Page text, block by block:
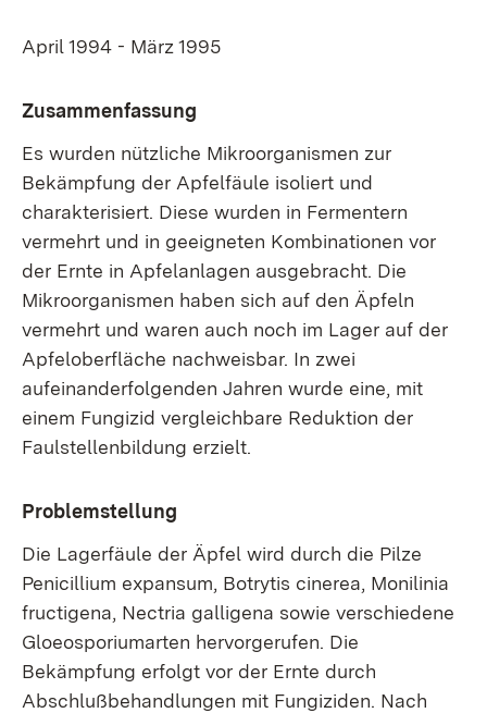
April 1994 - März 1995
Zusammenfassung
Es wurden nützliche Mikroorganismen zur
Bekämpfung der Apfelfäule isoliert und
charakterisiert. Diese wurden in Fermentern
vermehrt und in geeigneten Kombinationen vor
der Ernte in Apfelanlagen ausgebracht. Die
Mikroorganismen haben sich auf den Äpfeln
vermehrt und waren auch noch im Lager auf der
Apfeloberfläche nachweisbar. In zwei
aufeinanderfolgenden Jahren wurde eine, mit
einem Fungizid vergleichbare Reduktion der
Faulstellenbildung erzielt.
Problemstellung
Die Lagerfäule der Äpfel wird durch die Pilze
Penicillium expansum, Botrytis cinerea, Monilinia
fructigena, Nectria galligena sowie verschiedene
Gloeosporiumarten hervorgerufen. Die
Bekämpfung erfolgt vor der Ernte durch
Abschlußbehandlungen mit Fungiziden. Nach